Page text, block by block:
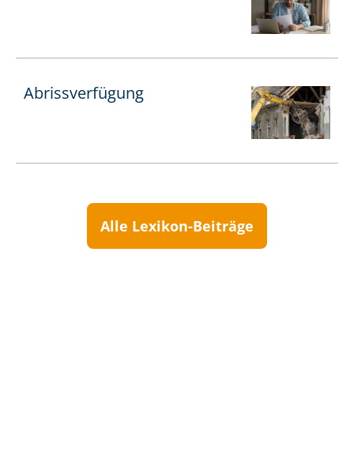
Abrissverfügung
Alle Lexikon-Beiträge